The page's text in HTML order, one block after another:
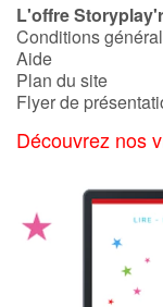
L'offre Storyplay'r
Conditions
Aide
Plan du site
Flyer de
Découvrez nos